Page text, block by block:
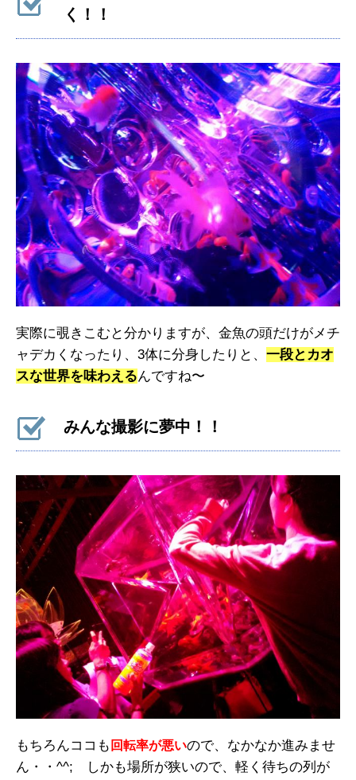
く！！
実際に覗きこむと分かりますが、金魚の頭だけがメチ
ャデカくなったり、3体に分身したりと、 一段とカオ
スな世界を味わえるんですね〜
みんな撮影に夢中！！
もちろんココも 回転率が悪いので、なかなか進みませ
ん・・^^; しかも場所が狭いので、軽く待ちの列が